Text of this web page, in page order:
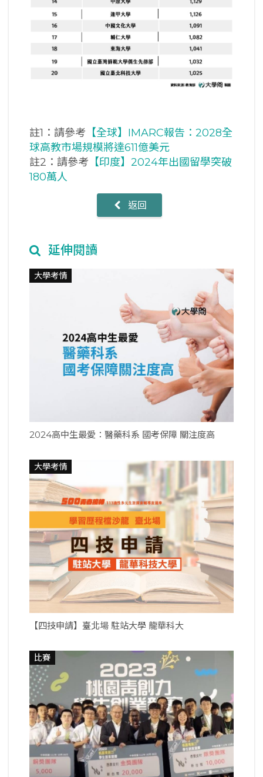
註1：請參考 【全球】IMARC報告：2028全
球高教市場規模將達611億美元
註2：請參考 【印度】2024年出國留學突破
180萬人
返回
延伸閱讀
大學考情
2024高中生最愛：醫藥科系 國考保障 關注度高
大學考情
【四技申請】臺北場 駐站大學 龍華科大
比賽